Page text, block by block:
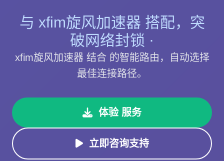
与 xfim旋风加速器 搭配，突
破网络封锁 ·
xfim旋风加速器 结合 的智能路由，自动选择
最佳连接路径。
体验 服务
立即咨询支持